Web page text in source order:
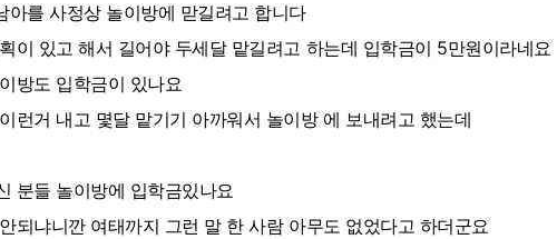
아를 사정상 놀이방에 맏길려고 합니다
이 있고 해서 길어야 두세달 맡길려고 하는데 입학금이 5만원이라네요
방도 입학금이 있나요
런거 내고 몇달 맡기기 아까워서 놀이방 에 보내려고 했는데
분들 놀이방에 입학금있나요
되냐니깐 여태까지 그런 말 한 사람 아무도 없었다고 하더군요